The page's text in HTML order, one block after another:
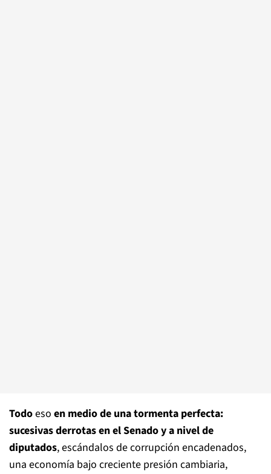
Todoeso en medio de una tormenta perfecta:
sucesivas derrotas en el Senado y a nivel de
diputados, escándalos de corrupción encadenados,
una economía bajo creciente presión cambiaria,